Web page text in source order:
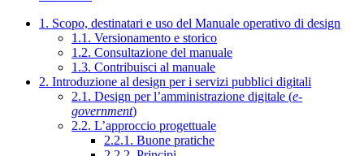
1. Scopo, destinatari e uso del Manuale operativo di design
1.1. Versionamento e storico
1.2. Consultazione del manuale
1.3. Contribuisci al manuale
2. Introduzione al design per i servizi pubblici digitali
2.1. Design per l’amministrazione digitale (e-
government)
2.2. L’approccio progettuale
2.2.1. Buone pratiche